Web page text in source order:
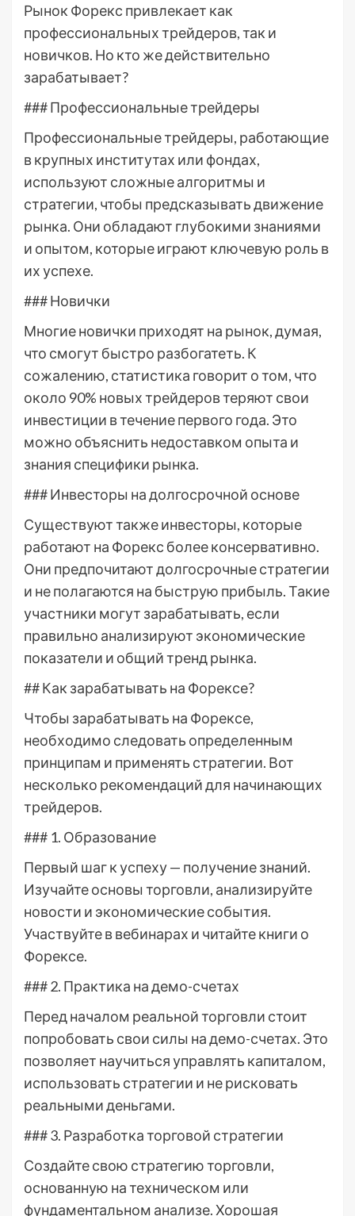
Рынок Форекс привлекает как
профессиональных трейдеров, так и
новичков. Но кто же действительно
зарабатывает?
### Профессиональные трейдеры
Профессиональные трейдеры, работающие
в крупных институтах или фондах,
используют сложные алгоритмы и
стратегии, чтобы предсказывать движение
рынка. Они обладают глубокими знаниями
и опытом, которые играют ключевую роль в
их успехе.
### Новички
Многие новички приходят на рынок, думая,
что смогут быстро разбогатеть. К
сожалению, статистика говорит о том, что
около 90% новых трейдеров теряют свои
инвестиции в течение первого года. Это
можно объяснить недоставком опыта и
знания специфики рынка.
### Инвесторы на долгосрочной основе
Существуют также инвесторы, которые
работают на Форекс более консервативно.
Они предпочитают долгосрочные стратегии
и не полагаются на быструю прибыль. Такие
участники могут зарабатывать, если
правильно анализируют экономические
показатели и общий тренд рынка.
## Как зарабатывать на Форексе?
Чтобы зарабатывать на Форексе,
необходимо следовать определенным
принципам и применять стратегии. Вот
несколько рекомендаций для начинающих
трейдеров.
### 1. Образование
Первый шаг к успеху — получение знаний.
Изучайте основы торговли, анализируйте
новости и экономические события.
Участвуйте в вебинарах и читайте книги о
Форексе.
### 2. Практика на демо-счетах
Перед началом реальной торговли стоит
попробовать свои силы на демо-счетах. Это
позволяет научиться управлять капиталом,
использовать стратегии и не рисковать
реальными деньгами.
### 3. Разработка торговой стратегии
Создайте свою стратегию торговли,
основанную на техническом или
фундаментальном анализе. Хорошая